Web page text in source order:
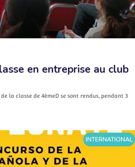
en entreprise au club
de la classe de 4èmeD se sont rendus, pendant 3
INTERNATIONAL